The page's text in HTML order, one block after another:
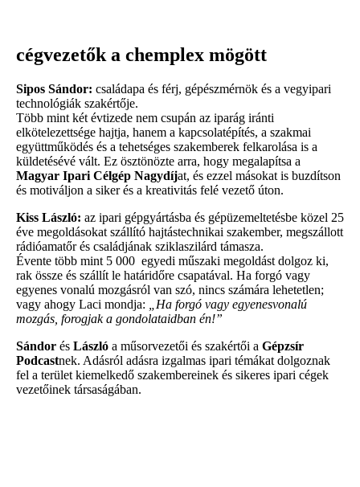
cégvezetők a chemplex mögött
Sipos Sándor: családapa és férj, gépészmérnök és a vegyipari
technológiák szakértője.
Több mint két évtizede nem csupán az iparág iránti
elkötelezettsége hajtja, hanem a kapcsolatépítés, a szakmai
együttműködés és a tehetséges szakemberek felkarolása is a
küldetésévé vált. Ez ösztönözte arra, hogy megalapítsa a
Magyar Ipari Célgép Nagydíjat, és ezzel másokat is buzdítson
és motiváljon a siker és a kreativitás felé vezető úton.
Kiss László: az ipari gépgyártásba és gépüzemeltetésbe közel 25
éve megoldásokat szállító hajtástechnikai szakember, megszállott
rádióamatőr és családjának sziklaszilárd támasza.
Évente több mint 5 000 egyedi műszaki megoldást dolgoz ki,
rak össze és szállít le határidőre csapatával. Ha forgó vagy
egyenes vonalú mozgásról van szó, nincs számára lehetetlen;
vagy ahogy Laci mondja:
„Ha forgó vagy egyenesvonalú
mozgás, forogjak a gondolataidban én!”
Sándor és László a műsorvezetői és szakértői a Gépzsír
Podcastnek. Adásról adásra izgalmas ipari témákat dolgoznak
fel a terület kiemelkedő szakembereinek és sikeres ipari cégek
vezetőinek társaságában.